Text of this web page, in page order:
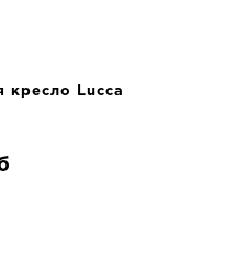
кресло Lucca